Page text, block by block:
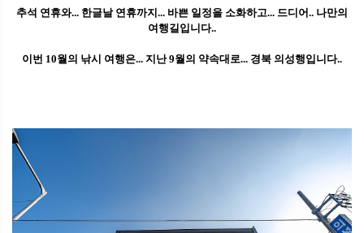
추석 연휴와... 한글날 연휴까지... 바쁜 일정을 소화하고... 드디어.. 나만의
여행길입니다..
이번 10월의 낚시 여행은... 지난 9월의 약속대로... 경북 의성행입니다..